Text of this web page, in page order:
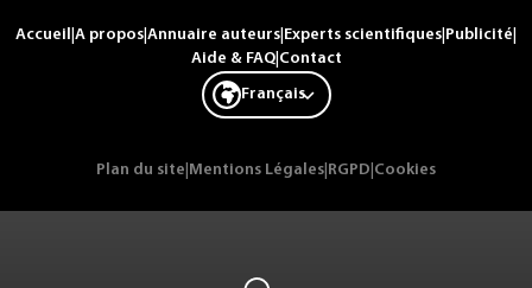
Accueil A propos Annuaire auteurs Experts scientifiques Publicité
Aide & FAQ| Contact
Français
Plan du site Mentions Légales RGPD Cookies